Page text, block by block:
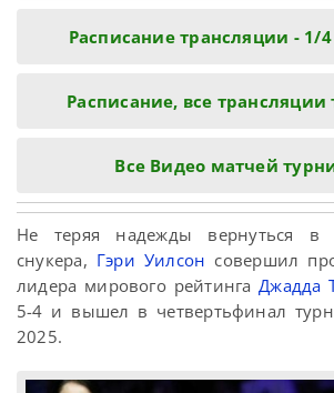
Расписание трансляции - 1/
Расписание, все трансляции
Все Видео матчей
Не теряя надежды вернуться в
снукера, Гэри Уилсон совершил
лидера мирового рейтингаДжадда
5-4 и вышел в четвертьфинал
2025.